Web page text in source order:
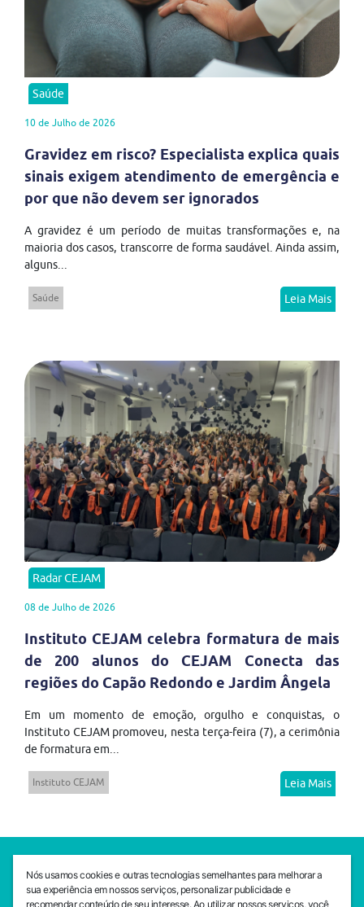
Saúde
10 de Julho de 2026
Gravidez em risco? Especialista explica quais
sinais exigem atendimento de emergência e
por que não devem ser ignorados
A gravidez é um período de muitas transformações e, na
maioria dos casos, transcorre de forma saudável. Ainda assim,
alguns...
Saúde Leia Mais
Radar CEJAM
08 de Julho de 2026
Instituto CEJAM celebra formatura de mais
de 200 alunos do CEJAM Conecta das
regiões do Capão Redondo e Jardim Ângela
Em um momento de emoção, orgulho e conquistas, o
Instituto CEJAM promoveu, nesta terça-feira (7), a cerimônia
de formatura em...
Instituto CEJAM Leia Mais
SEDE CEJAM
Av. da Liberdade, 765, Liberdade, São Paulo, 01503-001
(11) 3469 - 1818
Nós usamos cookies e outras tecnologias semelhantes para melhorar a
sua experiência em nossos serviços, personalizar publicidade e
recomendar conteúdo de seu interesse. Ao utilizar nossos serviços, você